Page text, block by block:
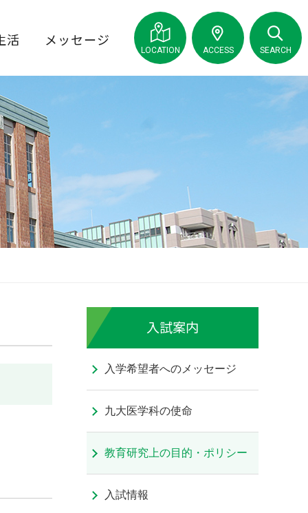
LOCATION ACCESS SEARCH
活 メッセージ
入試案内
入学希望者へのメッセージ
九大医学科の使命
教育研究上の目的・ポリシー
入試情報